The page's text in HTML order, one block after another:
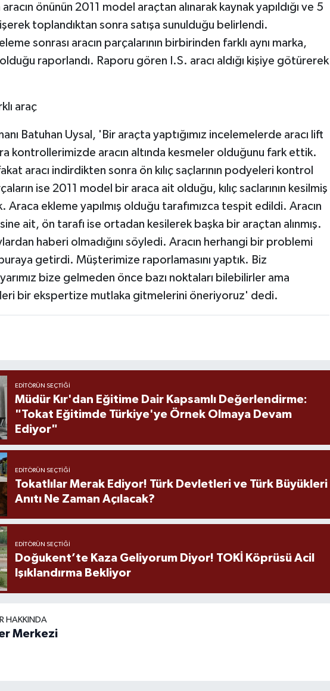
önünün 2011 model araçtan alınarak kaynak yapıldığı ve 5
toplandıktan sonra satışa sunulduğu belirlendi.
sonrası aracın parçalarının birbirinden farklı aynı marka,
raporlandı. Raporu gören I.S. aracı aldığı kişiye götürerek
araç
Batuhan Uysal, 'Bir araçta yaptığımız incelemelerde aracı lift
kontrollerimizde aracın altında kesmeler olduğunu fark ettik.
aracı indirdikten sonra ön kılıç saçlarının podyeleri kontrol
ise 2011 model bir araca ait olduğu, kılıç saclarının kesilmiş
Araca ekleme yapılmış olduğu tarafımızca tespit edildi. Aracın
ait, ön tarafı ise ortadan kesilerek başka bir araçtan alınmış.
haberi olmadığını söyledi. Aracın herhangi bir problemi
buraya getirdi. Müşterimize raporlamasını yaptık. Biz
bize gelmeden önce bazı noktaları bilebilirler ama
bir ekspertize mutlaka gitmelerini öneriyoruz' dedi.
EDITÖRÜN SEÇTIĞI
Müdür Kır'dan Eğitime Dair Kapsamlı Değerlendirme:
"Tokat Eğitimde Türkiye'ye Örnek Olmaya Devam
Ediyor"
EDITÖRÜN SEÇTIĞI
Tokatlılar Merak Ediyor! Türk Devletleri ve Türk Büyükleri
Anıtı Ne Zaman Açılacak?
EDITÖRÜN SEÇTIĞI
Doğukent’te Kaza Geliyorum Diyor! TOKİ Köprüsü Acil
Işıklandırma Bekliyor
HAKKINDA
Merkezi